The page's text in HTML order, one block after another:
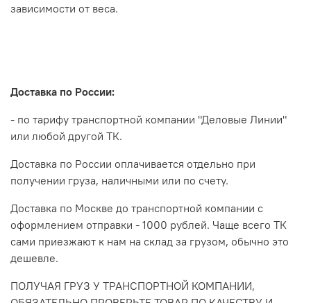
зависимости от веса.
Доставка по России:
- по тарифу транспортной компании "Деловые Линии"
или любой другой ТК.
Доставка по России оплачивается отдельно при
получении груза, наличными или по счету.
Доставка по Москве до транспортной компании с
оформлением отправки - 1000 рублей. Чаще всего ТК
сами приезжают к нам на склад за грузом, обычно это
дешевле.
ПОЛУЧАЯ ГРУЗ У ТРАНСПОРТНОЙ КОМПАНИИ,